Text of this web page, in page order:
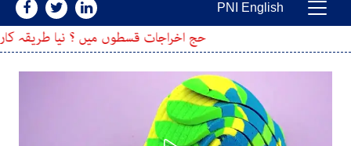
Main Navigation
PNI English
حج اخراجات قسطوں میں ؟ نیا طریقہ کار تیار